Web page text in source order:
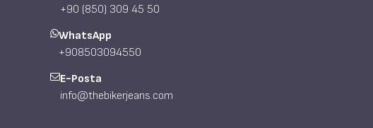
+90 (850) 309 45 50
WhatsApp
+908503094550
E-Posta
info@thebikerjeans.com